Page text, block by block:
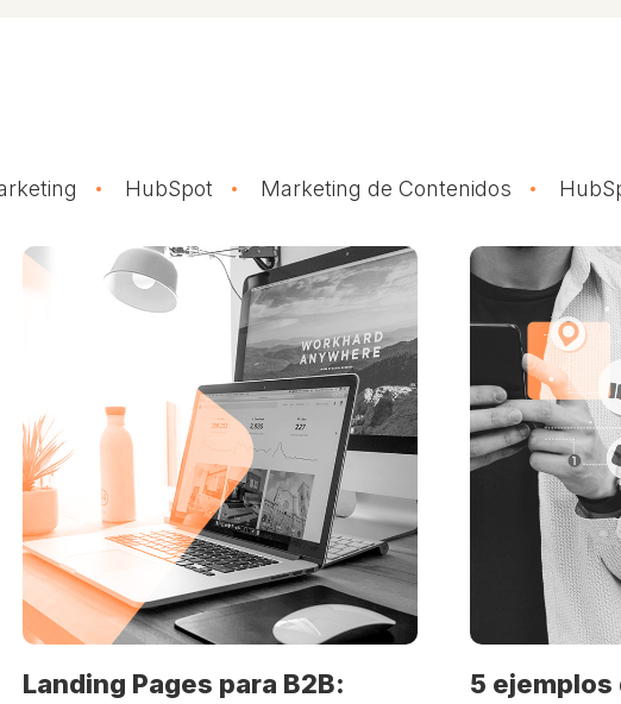
HubSpot Marketing de Contenidos
Landing Pages para B2B:
5 ejemplos